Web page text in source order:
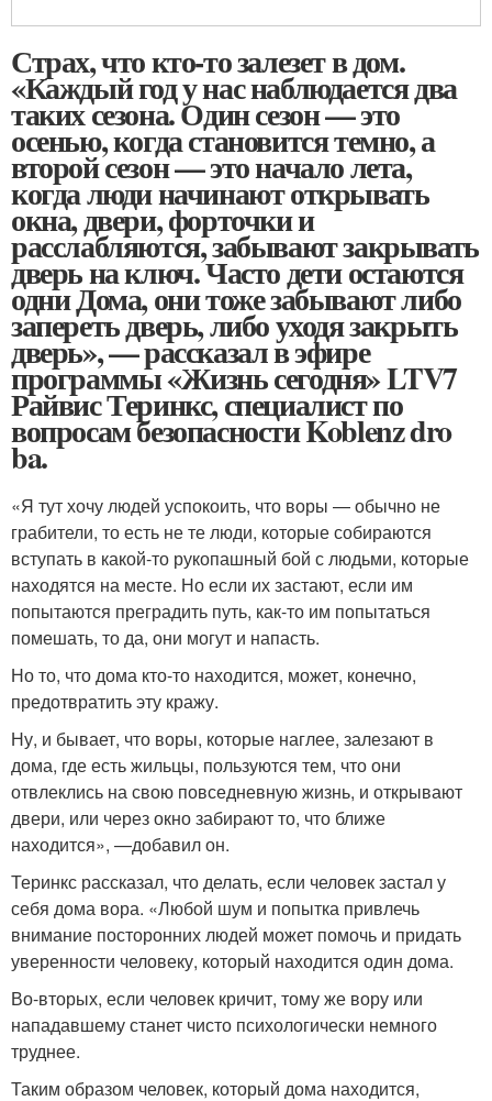
Страх, что кто-то залезет в дом.
«Каждый год у нас наблюдается два
таких сезона. Один сезон — это
осенью, когда становится темно, а
второй сезон — это начало лета,
когда люди начинают открывать
окна, двери, форточки и
расслабляются, забывают закрывать
дверь на ключ. Часто дети остаются
одни Дома, они тоже забывают либо
запереть дверь, либо уходя закрыть
дверь», — рассказал в эфире
программы «Жизнь сегодня» LTV7
Райвис Теринкс, специалист по
вопросам безопасности Koblenz dro
ba.
«Я тут хочу людей успокоить, что воры — обычно не
грабители, то есть не те люди, которые собираются
вступать в какой-то рукопашный бой с людьми, которые
находятся на месте. Но если их застают, если им
попытаются преградить путь, как-то им попытаться
помешать, то да, они могут и напасть.
Но то, что дома кто-то находится, может, конечно,
предотвратить эту кражу.
Ну, и бывает, что воры, которые наглее, залезают в
дома, где есть жильцы, пользуются тем, что они
отвлеклись на свою повседневную жизнь, и открывают
двери, или через окно забирают то, что ближе
находится», —добавил он.
Теринкс рассказал, что делать, если человек застал у
себя дома вора. «Любой шум и попытка привлечь
внимание посторонних людей может помочь и придать
уверенности человеку, который находится один дома.
Во-вторых, если человек кричит, тому же вору или
нападавшему станет чисто психологически немного
труднее.
Таким образом человек, который дома находится,